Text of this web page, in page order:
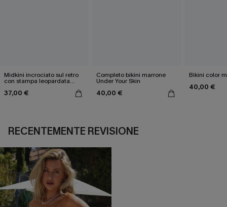
Midkini incrociato sul retro
con stampa leopardata
37,00 €
Completo bikini marrone
Under Your Skin
40,00 €
Bikini color
40,00 €
RECENTEMENTE REVISIONE